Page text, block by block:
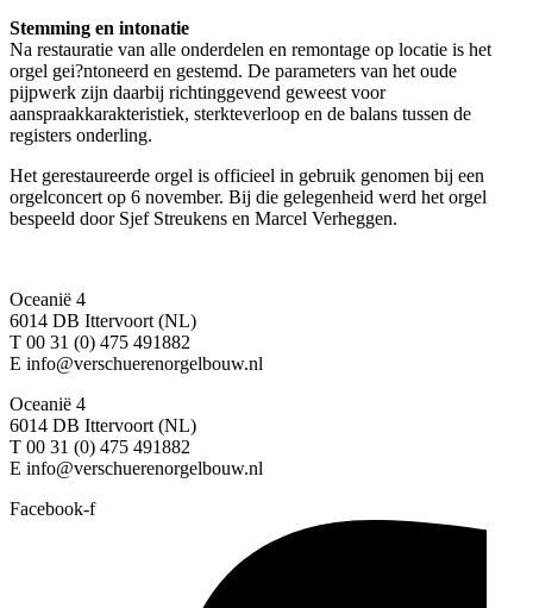
Stemming en intonatie
Na restauratie van alle onderdelen en remontage op locatie is het
orgel gei?ntoneerd en gestemd. De parameters van het oude
pijpwerk zijn daarbij richtinggevend geweest voor
aanspraakkarakteristiek, sterkteverloop en de balans tussen de
registers onderling.
Het gerestaureerde orgel is officieel in gebruik genomen bij een
orgelconcert op 6 november. Bij die gelegenheid werd het orgel
bespeeld door Sjef Streukens en Marcel Verheggen.
Oceanië 4
6014 DB Ittervoort (NL)
T 00 31 (0) 475 491882
E info@verschuerenorgelbouw.nl
Oceanië 4
6014 DB Ittervoort (NL)
T 00 31 (0) 475 491882
E info@verschuerenorgelbouw.nl
Facebook-f